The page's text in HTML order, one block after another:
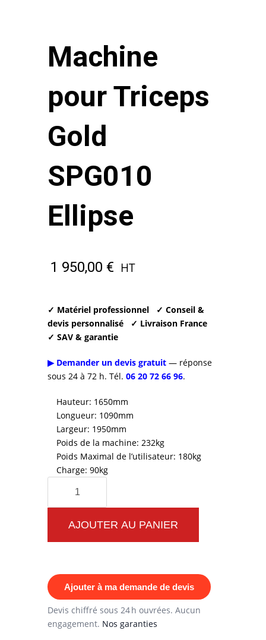
Machine
pour Triceps
Gold
SPG010
Ellipse
1 950,00 € HT
✓ Matériel professionnel
✓ Conseil &
devis personnalisé
✓ Livraison France
✓ SAV & garantie
▶ Demander un devis gratuit — réponse
sous 24 à 72 h. Tél. 06 20 72 66 96.
Hauteur: 1650mm
Longueur: 1090mm
Largeur: 1950mm
Poids de la machine: 232kg
Poids Maximal de l’utilisateur: 180kg
Charge: 90kg
quantité
de
Machine
pour
Gold
SPG010
Ellipse
AJOUTER AU PANIER
Ajouter à ma demande de devis
Devis chiffré sous 24 h ouvrées. Aucun
engagement. Nos garanties